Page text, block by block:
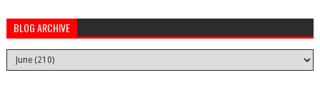
BLOG ARCHIVE